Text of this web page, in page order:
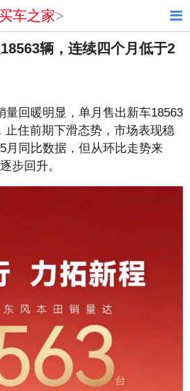
车之家>
辆，连续四个月低于2
回暖明显，单月售出新车18563
止住前期下滑态势，市场表现稳
月同比数据，但从环比走势来
步回升。